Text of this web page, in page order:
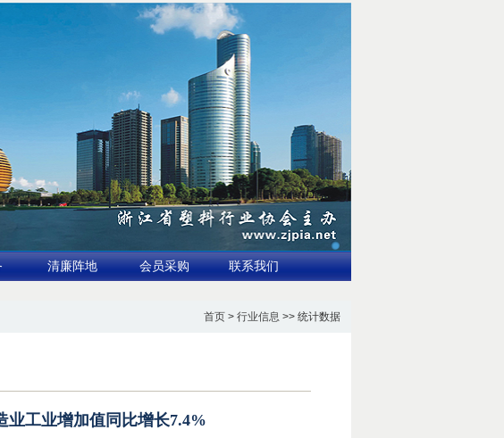
清廉阵地 会员采购 联系我们
首页> 行业信息 >> 统计数据
业工业增加值同比增长7.4%